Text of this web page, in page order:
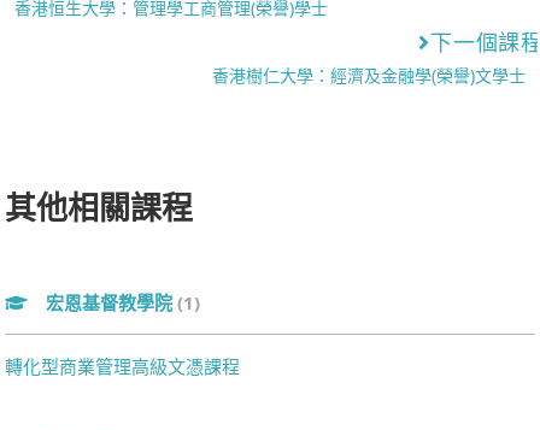
香港恒生大學：管理學工商管理(榮譽)學士
下一個課
香港樹仁大學：經濟及金融學(榮譽)文學士
其他相關課程
宏恩基督教學院 (1)
轉化型商業管理高級文憑課程